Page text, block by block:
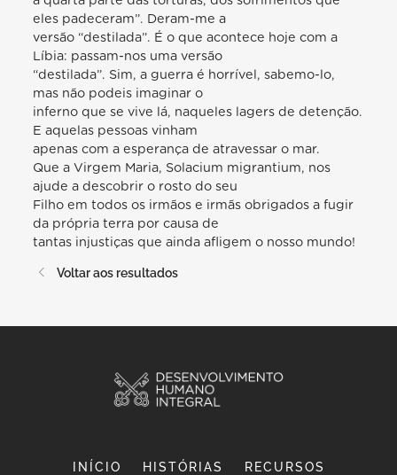
eles padeceram”. Deram-me a
versão “destilada”. É o que acontece hoje com a
Líbia: passam-nos uma versão
“destilada”. Sim, a guerra é horrível, sabemo-lo,
mas não podeis imaginar o
inferno que se vive lá, naqueles lagers de detenção.
E aquelas pessoas vinham
apenas com a esperança de atravessar o mar.
Que a Virgem Maria, Solacium migrantium, nos
ajude a descobrir o rosto do seu
Filho em todos os irmãos e irmãs obrigados a fugir
da própria terra por causa de
tantas injustiças que ainda afligem o nosso mundo!
Voltar aos resultados
INÍCIO HISTÓRIAS RECURSOS